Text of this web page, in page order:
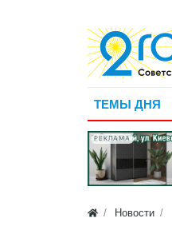
ТЕМЫ ДНЯ
РЕКЛАМА
Новости